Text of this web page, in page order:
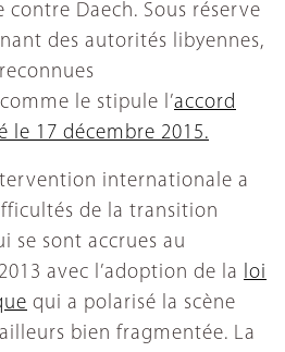
Daech. Sous réserve
des autorités libyennes,
le stipule l’accord
le 17 décembre 2015.
internationale a
de la transition
se sont accrues au
avec l’adoption de la loi
qui a polarisé la scène
bien fragmentée. La